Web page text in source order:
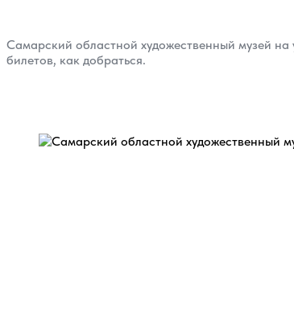
Самарский областной художественный музей
билетов, как добраться.